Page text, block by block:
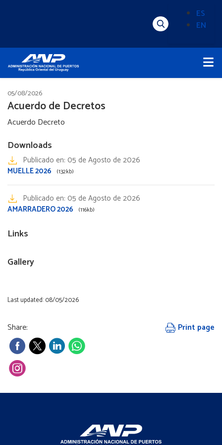
idioma
(Content)
ES
EN
Menú
Principal
05/08/2026
Acuerdo de Decretos
Acuerdo Decreto
Downloads
Publicado en: 05 de Agosto de 2026
MUELLE 2026
(132kb)
Publicado en: 05 de Agosto de 2026
AMARRADERO 2026
(116kb)
Links
Gallery
Last updated: 08/05/2026
Share: Print page